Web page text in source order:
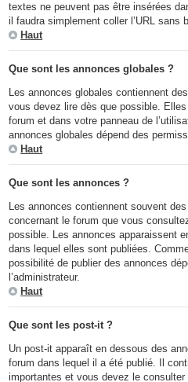
textes ne peuvent pas être insérées
il faudra simplement coller l’URL sans
Haut
Que sont les annonces globales ?
Les annonces globales contiennent
vous devez lire dès que possible.
forum et dans votre panneau de
annonces globales dépend des
Haut
Que sont les annonces ?
Les annonces contiennent souvent
concernant le forum que vous
possible. Les annonces apparaissent
dans lequel elles sont publiées.
possibilité de publier des annonces
l’administrateur.
Haut
Que sont les post-it ?
Un post-it apparaît en dessous des
forum dans lequel il a été publié. Il
importantes et vous devez le